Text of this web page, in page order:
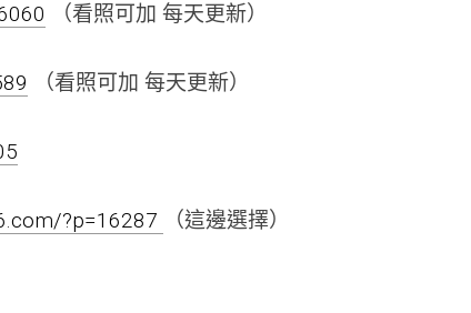
（看照可加 每天更新）
（看照可加 每天更新）
?p=16287 （這邊選擇）